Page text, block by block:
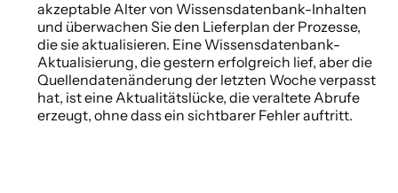
akzeptable Alter von Wissensdatenbank-Inhalten
und überwachen Sie den Lieferplan der Prozesse,
die sie aktualisieren. Eine Wissensdatenbank-
Aktualisierung, die gestern erfolgreich lief, aber die
Quellendatenänderung der letzten Woche verpasst
hat, ist eine Aktualitätslücke, die veraltete Abrufe
erzeugt, ohne dass ein sichtbarer Fehler auftritt.